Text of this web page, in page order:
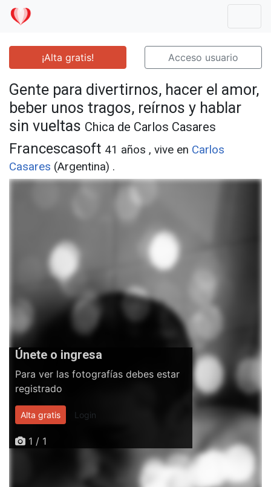
¡Alta gratis! Acceso usuario
Gente para divertirnos, hacer el amor,
beber unos tragos, reírnos y hablar
sin vueltas Chica de Carlos Casares
Francescasoft 41 años , vive en Carlos
Casares (Argentina) .
Únete o ingresa
Para ver las fotografías debes estar
registrado
Alta gratis Login
1 / 1